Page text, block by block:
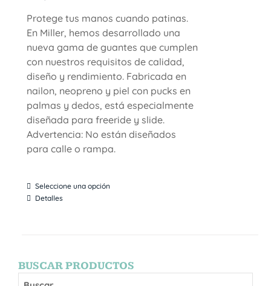
Protege tus manos cuando patinas.
En Miller, hemos desarrollado una
nueva gama de guantes que cumplen
con nuestros requisitos de calidad,
diseño y rendimiento. Fabricada en
nailon, neopreno y piel con pucks en
palmas y dedos, está especialmente
diseñada para freeride y slide.
Advertencia: No están diseñados
para calle o rampa.
Seleccione una opción
Detalles
BUSCAR PRODUCTOS